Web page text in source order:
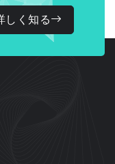
しく知る